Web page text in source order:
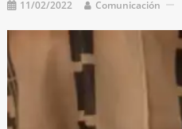
11/02/2022 Comunicación